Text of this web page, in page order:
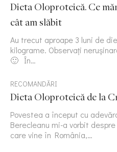
Dieta Oloproteică. Ce
cât am slăbit
Au trecut aproape 3 luni de
kilograme. Observați
🙂 În…
RECOMANDĂRI
Dieta Oloproteică de la
Povestea a început cu
Berecleanu mi-a vorbit
care vine în România,…